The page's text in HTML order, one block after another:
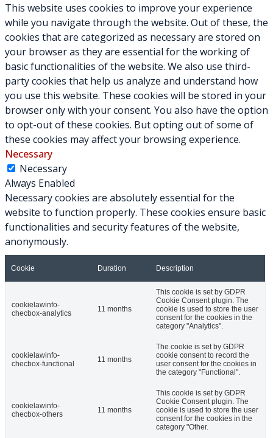
This website uses cookies to improve your experience
while you navigate through the website. Out of these, the
cookies that are categorized as necessary are stored on
your browser as they are essential for the working of
basic functionalities of the website. We also use third-
party cookies that help us analyze and understand how
you use this website. These cookies will be stored in your
browser only with your consent. You also have the option
to opt-out of these cookies. But opting out of some of
these cookies may affect your browsing experience.
Necessary
Necessary
Always Enabled
Necessary cookies are absolutely essential for the
website to function properly. These cookies ensure basic
functionalities and security features of the website,
anonymously.
Cookie Duration Description
cookielawinfo-
checbox-analytics
11 months
This cookie is set by GDPR
Cookie Consent plugin. The
cookie is used to store the user
consent for the cookies in the
category "Analytics".
cookielawinfo-
checbox-functional
11 months
The cookie is set by GDPR
cookie consent to record the
user consent for the cookies in
the category "Functional".
cookielawinfo-
checbox-others
11 months
This cookie is set by GDPR
Cookie Consent plugin. The
cookie is used to store the user
consent for the cookies in the
category "Other.